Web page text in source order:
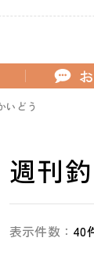
いどう
週刊
表示件数： 40